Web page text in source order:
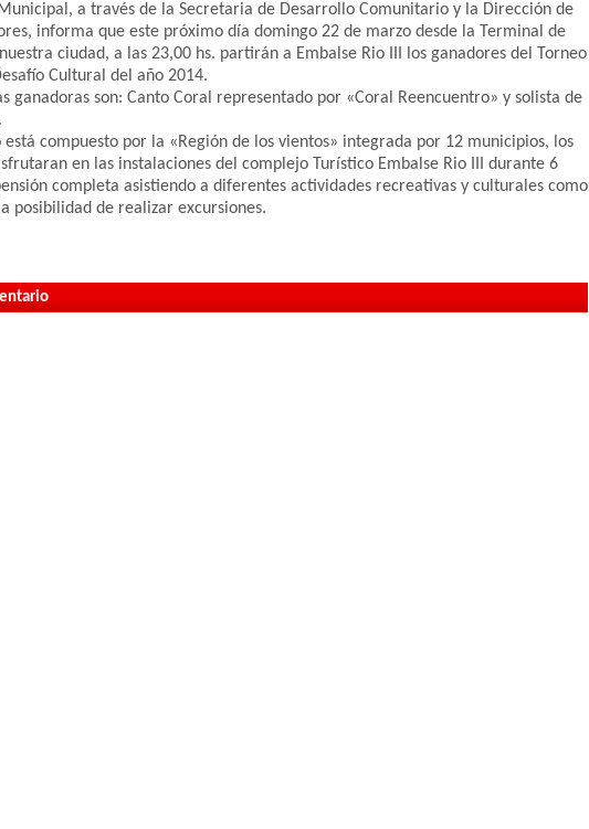
a través de la Secretaria de Desarrollo Comunitario y la Dirección de
informa que este próximo día domingo 22 de marzo desde la Terminal de
ciudad, a las 23,00 hs. partirán a Embalse Rio III los ganadores del Torneo
Cultural del año 2014.
ganadoras son: Canto Coral representado por «Coral Reencuentro» y solista de
está compuesto por la «Región de los vientos» integrada por 12 municipios, los
en las instalaciones del complejo Turístico Embalse Rio III durante 6
completa asistiendo a diferentes actividades recreativas y culturales como
posibilidad de realizar excursiones.